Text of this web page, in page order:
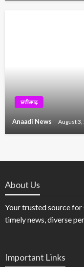
छत्तीसगढ़
Anaadi News August 3,
About Us
Your trusted source for
timely news, diverse
Important Links